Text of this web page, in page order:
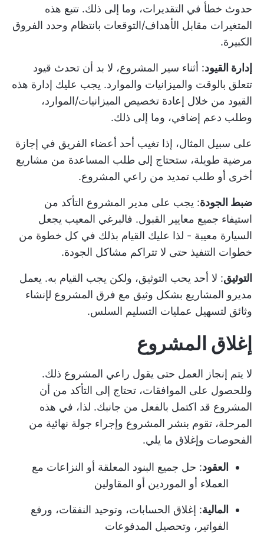
حدوث خطأ في التقديرات، وما إلى ذلك. تتبع هذه
المتغيرات مقابل الأهداف/التوقعات بانتظام وحدد الفروق
الكبيرة.
إدارة القيود: أثناء سير المشروع، لا بد أن تحدث قيود
تتعلق بالوقت والميزانيات والموارد. يجب عليك إدارة هذه
القيود من خلال إعادة تخصيص الميزانيات/الموارد،
وطلب دعم إضافي، وما إلى ذلك.
على سبيل المثال، إذا تغيب أحد أعضاء الفريق في إجازة
مرضية طويلة، ستحتاج إلى طلب المساعدة من مشاريع
أخرى أو طلب تمديد من راعي المشروع.
ضبط الجودة: يجب على مدير المشروع التأكد من
استيفاء جميع معايير القبول. فالبرغي المعيب يجعل
السيارة معيبة - لذا عليك القيام بذلك في كل خطوة من
خطوات التنفيذ حتى لا تتراكم مشاكل الجودة.
التوثيق: لا أحد يحب التوثيق، ولكن يجب القيام به. يعمل
مديرو المشاريع بشكل وثيق مع فرق المشروع لإنشاء
وثائق لتسهيل عمليات التسليم السلس.
إغلاق المشروع
لا يتم إنجاز العمل حتى يقول راعي المشروع ذلك.
وللحصول على الموافقات، تحتاج إلى التأكد من أن
المشروع قد اكتمل بالفعل من جانبك. لذا، في هذه
المرحلة، تقوم بنشر المشروع وإجراء جولة نهائية من
الفحوصات وإغلاق ما يلي.
العقود: حل جميع البنود المعلقة أو النزاعات مع
العملاء أو الموردين أو المقاولين
المالية: إغلاق الحسابات، وتوحيد النفقات، ورفع
الفواتير، وتحصيل المدفوعات